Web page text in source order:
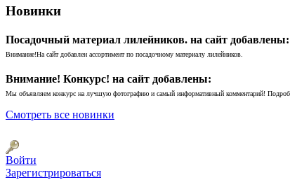
Новинки
Посадочный материал лилейников. на сайт добавлены:
Внимание!На сайт добавлен ассортимент по посадочному материалу лилейников.
Внимание! Конкурс! на сайт добавлены:
Мы объявляем конкурс на лучшую фотографию и самый информативный комментарий!
Смотреть все новинки
Войти
Зарегистрироваться